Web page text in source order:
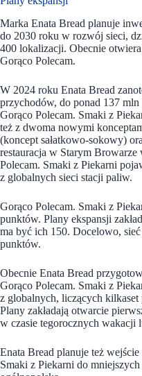
Marka Enata Bread planuje
do 2030 roku w rozwój sieci,
400 lokalizacji. Obecnie
Gorąco Polecam.
W 2024 roku Enata Bread
przychodów, do ponad 137
Gorąco Polecam. Smaki z
też z dwoma nowymi
(koncept sałatkowo-sokowy)
restauracja w Starym
Polecam. Smaki z Piekarni
z globalnych sieci stacji paliw.
Gorąco Polecam. Smaki z
punktów. Plany ekspansji
ma być ich 150. Docelowo,
punktów.
Obecnie Enata Bread
Gorąco Polecam. Smaki z
z globalnych, liczących
Plany zakładają otwarcie
w czasie tegorocznych wakacji
Enata Bread planuje też
Smaki z Piekarni do